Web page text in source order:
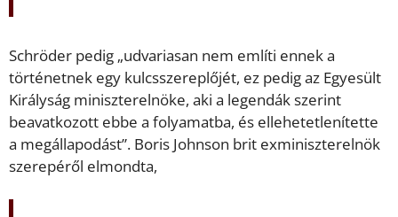
Schröder pedig „udvariasan nem említi ennek a
történetnek egy kulcsszereplőjét, ez pedig az Egyesült
Királyság miniszterelnöke, aki a legendák szerint
beavatkozott ebbe a folyamatba, és ellehetetlenítette
a megállapodást”. Boris Johnson brit exminiszterelnök
szerepéről elmondta,